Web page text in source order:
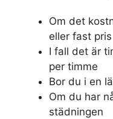
Om det
eller fast pris
I fall det är
per timme
Bor du i en
Om du har
städningen